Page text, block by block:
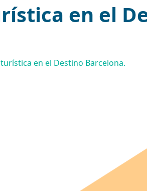
en el
en el Destino Barcelona.